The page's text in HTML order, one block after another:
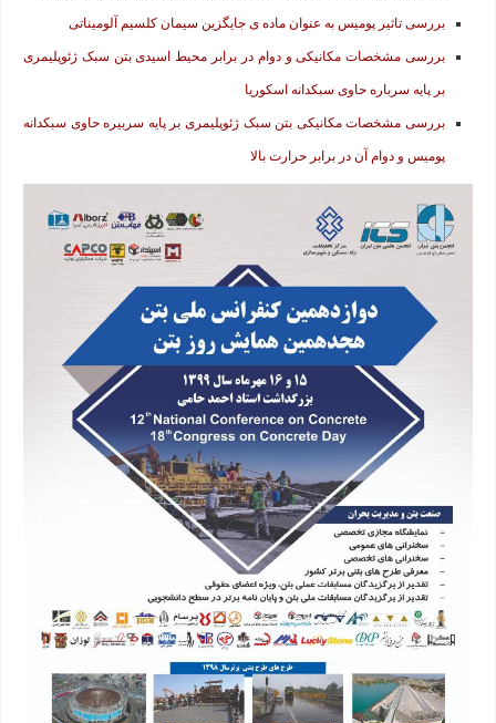
بررسی تاثیر پومیس به عنوان ماده ی جایگزین سیمان کلسیم آلومیناتی
بررسی مشخصات مکانیکی و دوام در برابر محیط اسیدی بتن سبک ژئوپلیمری
بر پایه سرباره حاوی سبکدانه اسکوریا
بررسی مشخصات مکانیکی بتن سبک ژئوپلیمری بر پایه سربیره حاوی سبکدانه
پومیس و دوام آن در برابر حرارت بالا